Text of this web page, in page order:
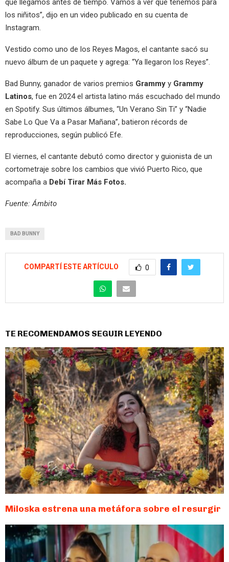
que llegamos antes de tiempo. Vamos a ver que tenemos para
los niñitos”, dijo en un video publicado en su cuenta de
Instagram.
Vestido como uno de los Reyes Magos, el cantante sacó su
nuevo álbum de un paquete y agrega: “Ya llegaron los Reyes”.
Bad Bunny, ganador de varios premios Grammy y Grammy
Latinos, fue en 2024 el artista latino más escuchado del mundo
en Spotify. Sus últimos álbumes, “Un Verano Sin Ti” y “Nadie
Sabe Lo Que Va a Pasar Mañana”, batieron récords de
reproducciones, según publicó Efe.
El viernes, el cantante debutó como director y guionista de un
cortometraje sobre los cambios que vivió Puerto Rico, que
acompaña a Debí Tirar Más Fotos.
Fuente: Ámbito
BAD BUNNY
COMPARTÍ ESTE ARTÍCULO 0
TE RECOMENDAMOS SEGUIR LEYENDO
Miloska estrena una metáfora sobre el resurgir